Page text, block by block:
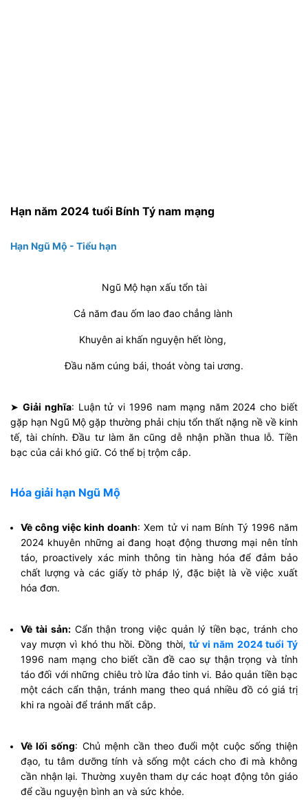
Hạn năm 2024 tuổi Bính Tý nam mạng
Hạn Ngũ Mộ - Tiểu hạn
Ngũ Mộ hạn xấu tổn tài
Cả năm đau ốm lao đao chẳng lành
Khuyên ai khấn nguyện hết lòng,
Đầu năm cúng bái, thoát vòng tai ương.
➤ Giải nghĩa: Luận tử vi 1996 nam mạng năm 2024 cho biết
gặp hạn Ngũ Mộ gặp thường phải chịu tổn thất nặng nề về kinh
tế, tài chính. Đầu tư làm ăn cũng dễ nhận phần thua lỗ. Tiền
bạc của cải khó giữ. Có thể bị trộm cắp.
Hóa giải hạn Ngũ Mộ
Về công việc kinh doanh: Xem tử vi nam Bính Tý 1996 năm
2024 khuyên những ai đang hoạt động thương mại nên tỉnh
táo, proactively xác minh thông tin hàng hóa để đảm bảo
chất lượng và các giấy tờ pháp lý, đặc biệt là về việc xuất
hóa đơn.
Về tài sản:Cẩn thận trong việc quản lý tiền bạc, tránh cho
vay mượn vì khó thu hồi. Đồng thời, tử vi năm 2024 tuổi Tý
1996 nam mạng cho biết cần đề cao sự thận trọng và tỉnh
táo đối với những chiêu trò lừa đảo tinh vi. Bảo quản tiền bạc
một cách cẩn thận, tránh mang theo quá nhiều đồ có giá trị
khi ra ngoài để tránh mất cắp.
Về lối sống: Chủ mệnh cần theo đuổi một cuộc sống thiện
đạo, tu tâm dưỡng tính và sống một cách cho đi mà không
cần nhận lại. Thường xuyên tham dự các hoạt động tôn giáo
để cầu nguyện bình an và sức khỏe.